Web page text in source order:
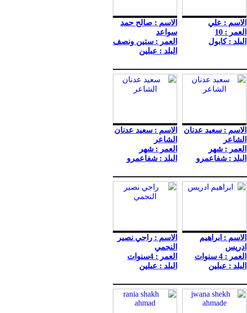
الاسم : علي
العمر : 10
البلد : كابول
الاسم : صالح حمد
سواعد
العمر : ستين ونصف
البلد : عبلين
الاسم : سعيد عدنان
الشاعر
العمر : شهر
البلد : شفاعمرو
الاسم : سعيد عدنان
الشاعر
العمر : شهر
البلد : شفاعمرو
الاسم : ابراهيم
ادريس
العمر : 4 سنوات
البلد : عبلين
الاسم : راجي نصير
النجمي
العمر : 4سنوات
البلد : عبلين